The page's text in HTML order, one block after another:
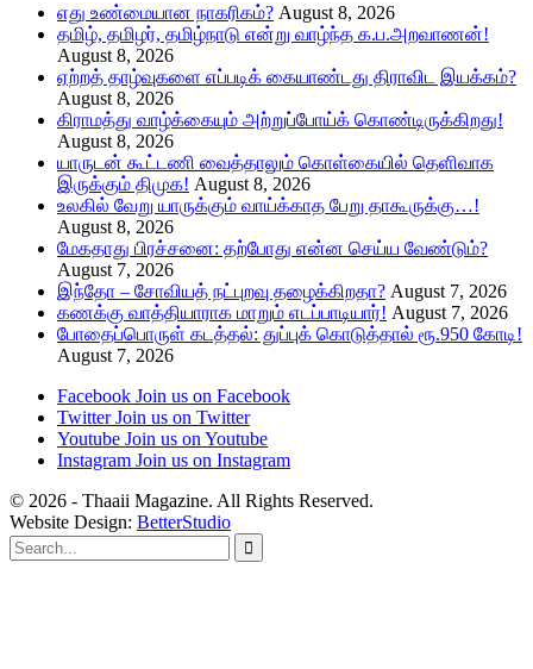
எது உண்மையான நாகரிகம்? August 8, 2026
தமிழ், தமிழர், தமிழ்நாடு என்று வாழ்ந்த க.ப.அறவாணன்!
August 8, 2026
ஏற்றத் தாழ்வுகளை எப்படிக் கையாண்டது திராவிட இயக்கம்?
August 8, 2026
கிராமத்து வாழ்க்கையும் அற்றுப்போய்க் கொண்டிருக்கிறது!
August 8, 2026
யாருடன் கூட்டணி வைத்தாலும் கொள்கையில் தெளிவாக
இருக்கும் திமுக! August 8, 2026
உலகில் வேறு யாருக்கும் வாய்க்காத பேறு தாகூருக்கு…!
August 8, 2026
மேகதாது பிரச்சனை: தற்போது என்ன செய்ய வேண்டும்?
August 7, 2026
இந்தோ – சோவியத் நட்புறவு தழைக்கிறதா? August 7, 2026
கணக்கு வாத்தியாராக மாறும் எடப்பாடியார்! August 7, 2026
போதைப்பொருள் கடத்தல்: துப்புக் கொடுத்தால் ரூ.950 கோடி!
August 7, 2026
Facebook Join us on Facebook
Twitter Join us on Twitter
Youtube Join us on Youtube
Instagram Join us on Instagram
© 2026 - Thaaii Magazine. All Rights Reserved.
Website Design: BetterStudio